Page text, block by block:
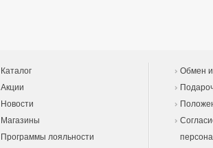
Каталог
Акции
Новости
Магазины
Программы лояльности
Обмен и